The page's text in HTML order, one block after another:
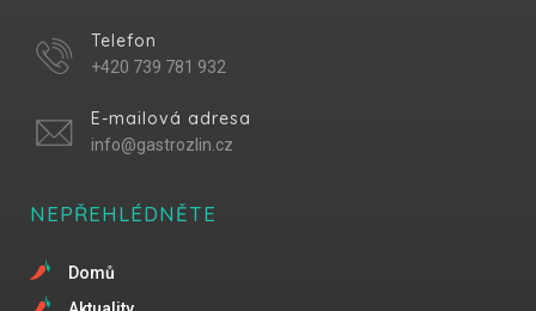
Telefon
+420 739 781 932
E-mailová adresa
info@gastrozlin.cz
NEPŘEHLÉDNĚTE
Domů